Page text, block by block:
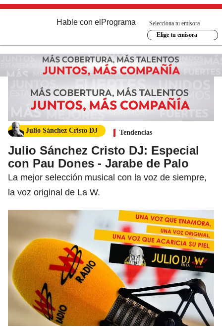
Hable con el Programa
Selecciona tu emisora
Elige tu emisora
Julio Sánchez Cristo DJ Tendencias
Julio Sánchez Cristo DJ: Especial
con Pau Dones - Jarabe de Palo
La mejor selección musical con la voz de siempre,
la voz original de La W.